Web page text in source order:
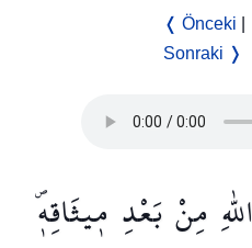
❬ Önceki
Sonraki ❭
اللّٰهِ مِنْبَعْدِ م۪يثَاقِه۪ۖ